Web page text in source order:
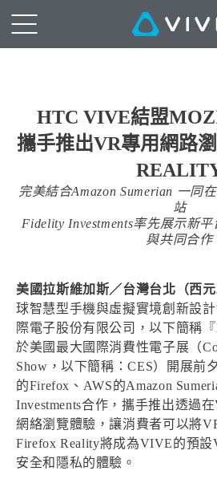
HTC VIVE結盟
攜手推出VR專用網路
完美結合Amazon Sumerian 一同
站
Fidelity Investments率先展示新
與共同合作
美國拉斯維加斯／台灣台北（西元
球智慧型手機與虛擬實境創新設
際電子股份有限公司，以下簡稱
於美國最大國際消費性電子展（
Show，以下簡稱：CES）開展前
的Firefox、AWS的Amazon
Investments合作，攜手推出透過
網絡瀏覽體驗，讓消費者可以將
Firefox Reality將成為VIVE的預設
安全和隱私的體驗。